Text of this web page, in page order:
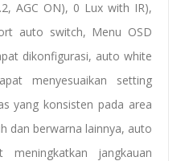
AGC ON), 0 Lux with IR),
auto switch, Menu OSD
dikonfigurasi, auto white
menyesuaikan setting
yang konsisten pada area
dan berwarna lainnya, auto
jangkauan